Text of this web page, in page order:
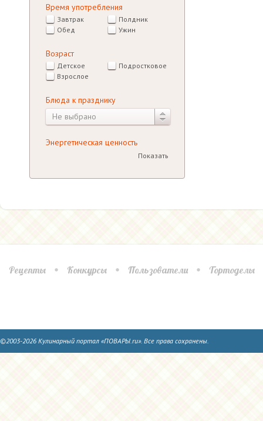
Время употребления
Завтрак
Полдник
Обед
Ужин
Возраст
Детское
Подростковое
Взрослое
Блюда к празднику
Не выбрано
Энергетическая ценность
Показать
Рецепты Конкурсы Пользователи Тортоделы
©2003-2026 Кулинарный портал «ПОВАРЫ.ru». Все права сохранены.